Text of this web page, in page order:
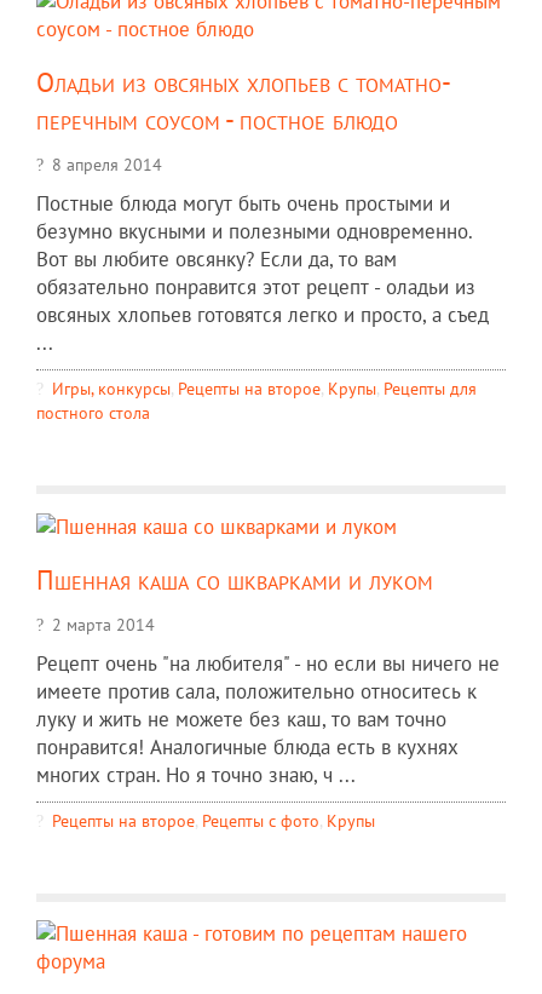
Оладьи из овсяных хлопьев с томатно-
перечным соусом - постное блюдо
8 апреля 2014
Постные блюда могут быть очень простыми и
безумно вкусными и полезными одновременно.
Вот вы любите овсянку? Если да, то вам
обязательно понравится этот рецепт - оладьи из
овсяных хлопьев готовятся легко и просто, а съед
...
Игры, конкурсы, Рецепты на второе, Крупы, Рецепты для
постного стола
Пшенная каша со шкварками и луком
2 марта 2014
Рецепт очень "на любителя" - но если вы ничего не
имеете против сала, положительно относитесь к
луку и жить не можете без каш, то вам точно
понравится! Аналогичные блюда есть в кухнях
многих стран. Но я точно знаю, ч ...
Рецепты на второе, Рецепты c фото, Крупы